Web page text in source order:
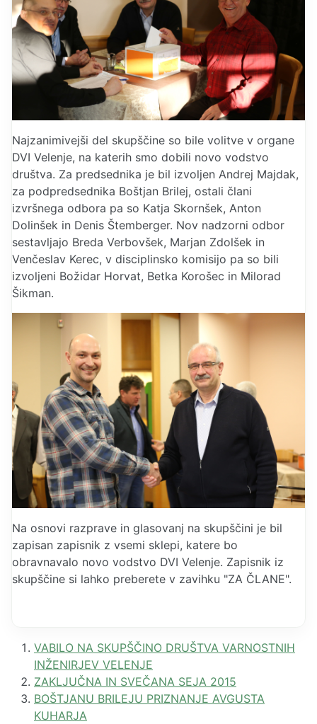
Najzanimivejši del skupščine so bile volitve v organe
DVI Velenje, na katerih smo dobili novo vodstvo
društva. Za predsednika je bil izvoljen Andrej Majdak,
za podpredsednika Boštjan Brilej, ostali člani
izvršnega odbora pa so Katja Skornšek, Anton
Dolinšek in Denis Štemberger. Nov nadzorni odbor
sestavljajo Breda Verbovšek, Marjan Zdolšek in
Venčeslav Kerec, v disciplinsko komisijo pa so bili
izvoljeni Božidar Horvat, Betka Korošec in Milorad
Šikman.
Na osnovi razprave in glasovanj na skupščini je bil
zapisan zapisnik z vsemi sklepi, katere bo
obravnavalo novo vodstvo DVI Velenje. Zapisnik iz
skupščine si lahko preberete v zavihku "ZA ČLANE".
VABILO NA SKUPŠČINO DRUŠTVA VARNOSTNIH
INŽENIRJEV VELENJE
ZAKLJUČNA IN SVEČANA SEJA 2015
BOŠTJANU BRILEJU PRIZNANJE AVGUSTA
KUHARJA